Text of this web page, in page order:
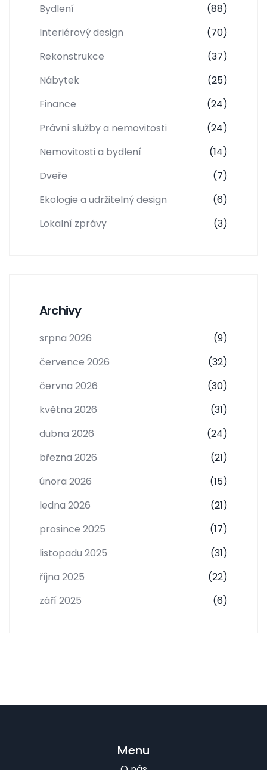
Bydlení
(88)
Interiérový design
(70)
Rekonstrukce
(37)
Nábytek
(25)
Finance
(24)
Právní služby a nemovitosti
(24)
Nemovitosti a bydlení
(14)
Dveře
(7)
Ekologie a udržitelný design
(6)
Lokalní zprávy
(3)
Archivy
srpna 2026
(9)
července 2026
(32)
června 2026
(30)
května 2026
(31)
dubna 2026
(24)
března 2026
(21)
února 2026
(15)
ledna 2026
(21)
prosince 2025
(17)
listopadu 2025
(31)
října 2025
(22)
září 2025
(6)
Menu